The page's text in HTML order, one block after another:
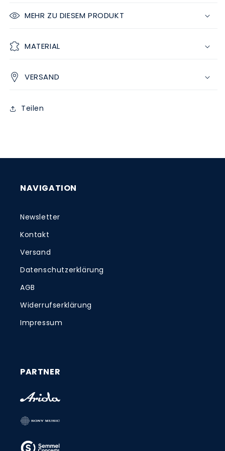
MEHR ZU DIESEM PRODUKT
MATERIAL
VERSAND
Teilen
NAVIGATION
Newsletter
Kontakt
Versand
Datenschutzerklärung
AGB
Widerrufserklärung
Impressum
PARTNER